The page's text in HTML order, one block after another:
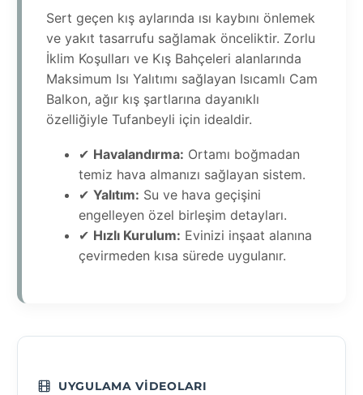
Sert geçen kış aylarında ısı kaybını önlemek
ve yakıt tasarrufu sağlamak önceliktir. Zorlu
İklim Koşulları ve Kış Bahçeleri alanlarında
Maksimum Isı Yalıtımı sağlayan Isıcamlı Cam
Balkon, ağır kış şartlarına dayanıklı
özelliğiyle Tufanbeyli için idealdir.
✔ Havalandırma: Ortamı boğmadan
temiz hava almanızı sağlayan sistem.
✔ Yalıtım: Su ve hava geçişini
engelleyen özel birleşim detayları.
✔ Hızlı Kurulum: Evinizi inşaat alanına
çevirmeden kısa sürede uygulanır.
UYGULAMA VIDEOLARI